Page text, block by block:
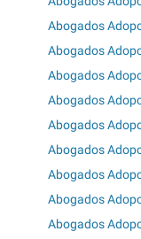
Abogados
Abogados
Abogados
Abogados
Abogados
Abogados
Abogados
Abogados
Abogados